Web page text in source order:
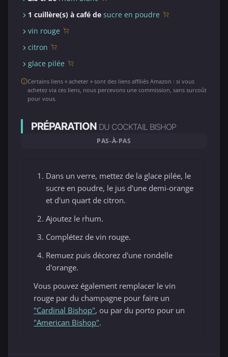
1 cuillère(s) à café de sucre en poudre
vin rouge
citron
glace pilée
Certains liens « acheter » sont des liens affiliés Amazon : si vous
achetez via ces liens, nous percevons une commission, sans surcoût
pour vous.
PRÉPARATION DU COCKTAIL BISHOP
PAS-À-PAS
Dans un verre, mettez de la glace pilée, le
sucre en poudre, le jus d'une demi-orange
et d'un quart de citron.
Ajoutez le rhum.
Complétez de vin rouge.
Remuez puis décorez d'une rondelle
d'orange.
Vous pouvez également remplacer le vin
rouge par du champagne pour faire un
"Cardinal Bishop", ou par du porto pour un
"American Bishop".